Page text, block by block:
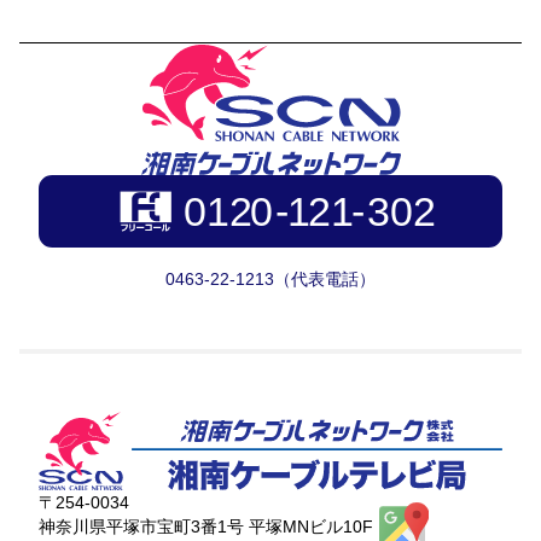
0463-22-1213（代表電話）
〒254-0034
神奈川県平塚市宝町3番1号 平塚MNビル10F